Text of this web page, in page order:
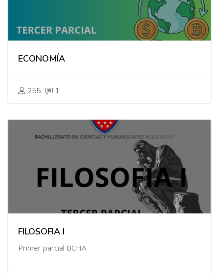
ECONOMÍA
255 1
FILOSOFIA I
Primer parcial BCHA